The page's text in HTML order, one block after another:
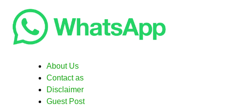
About Us
Contact as
Disclaimer
Guest Post